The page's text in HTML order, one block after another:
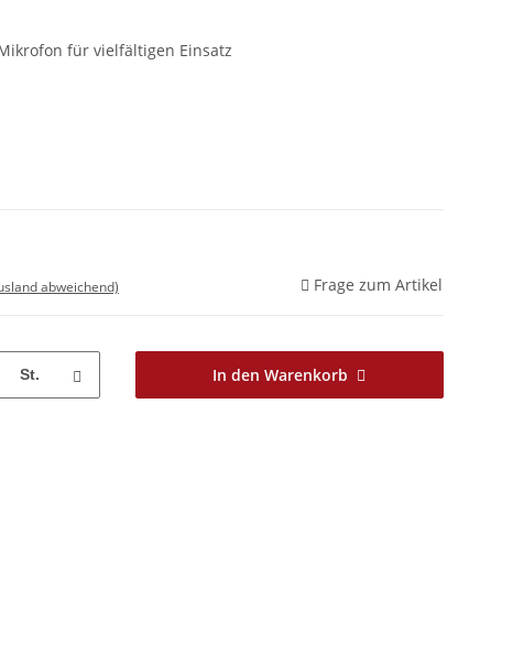
für vielfältigen Einsatz
abweichend) Frage zum Artikel
St. In den Warenkorb